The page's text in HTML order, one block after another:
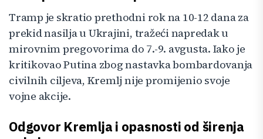
Tramp je skratio prethodni rok na 10-12 dana za
prekid nasilja u Ukrajini, tražeći napredak u
mirovnim pregovorima do 7.-9. avgusta. Iako je
kritikovao Putina zbog nastavka bombardovanja
civilnih ciljeva, Kremlj nije promijenio svoje
vojne akcije.
Odgovor Kremlja i opasnosti od širenja